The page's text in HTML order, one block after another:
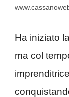
Ha iniziato
ma col